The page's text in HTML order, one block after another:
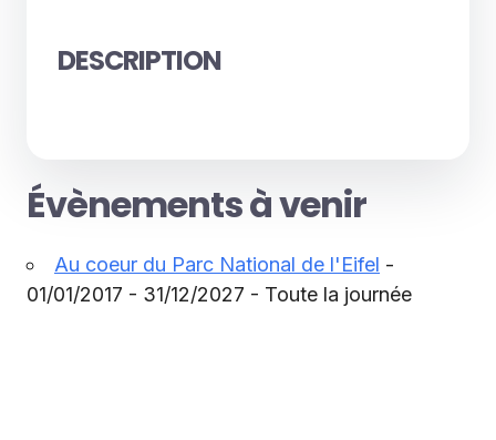
DESCRIPTION
Évènements à venir
Au coeur du Parc National de l'Eifel -
01/01/2017 - 31/12/2027 - Toute la journée